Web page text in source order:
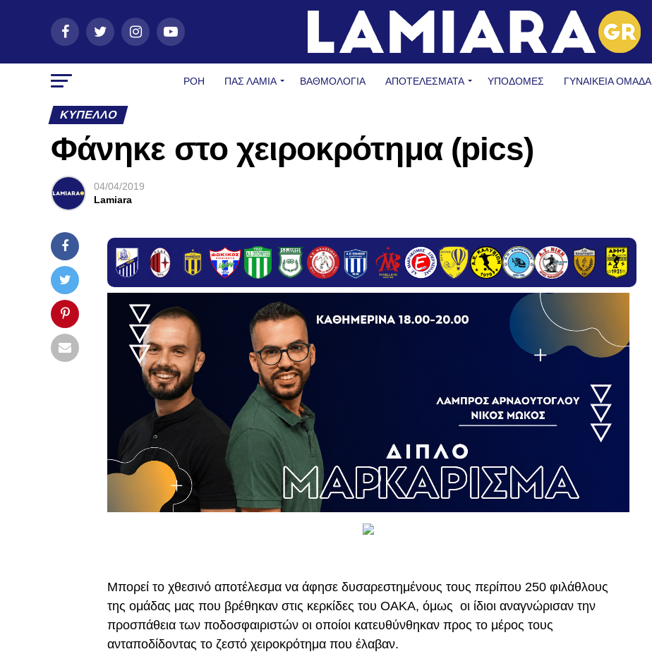
ΡΟΗ ΠΑΣ ΛΑΜΊΑ ΒΑΘΜΟΛΟΓΙΑ ΑΠΟΤΕΛΕΣΜΑΤΑ ΥΠΟΔΟΜΈΣ ΓΥΝΑΙΚΕΊΑ ΟΜΆΔΑ
ΚΎΠΕΛΛΟ
Φάνηκε στο χειροκρότημα (pics)
04/04/2019
Lamiara
Mπορεί το χθεσινό αποτέλεσμα να άφησε δυσαρεστημένους τους περίπου 250 φιλάθλους
της ομάδας μας που βρέθηκαν στις κερκίδες του ΟΑΚΑ, όμως οι ίδιοι αναγνώρισαν την
προσπάθεια των ποδοσφαιριστών οι οποίοι κατευθύνθηκαν προς το μέρος τους
ανταποδίδοντας το ζεστό χειροκρότημα που έλαβαν.